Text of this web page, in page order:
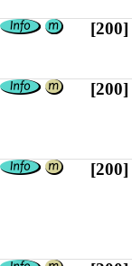
[200]
[200]
[200]